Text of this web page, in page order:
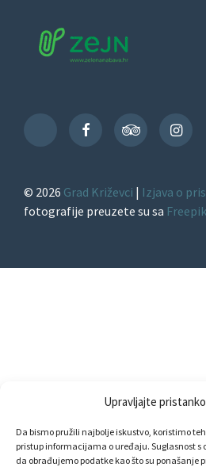
Upravljajte
Da bismo pružili najbolje iskustvo, koristimo
pristup informacijama o uređaju. Suglasnost
da obrađujemo podatke kao što su ponašanje
TikTok
FacebookTripAdvisor
© 2026 Grad Križevci | Izjava o
fotografije preuzete su sa Freepik